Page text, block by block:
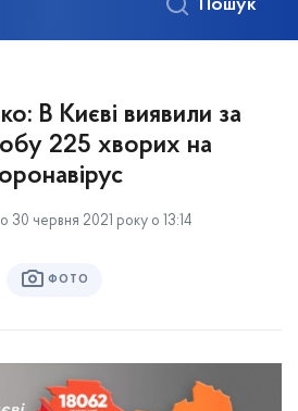
Пошук
В Києві виявили за
225 хворих на
30 червня 2021 року о 13:14
ФОТО